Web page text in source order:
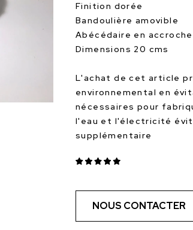
Finition dorée
Bandoulière amovible
Abécédaire en accroche
Dimensions 20 cms
L'achat de cet article
environnemental en
nécessaires pour
l'eau et l'électricité
supplémentaire
NOUS CONTACTER